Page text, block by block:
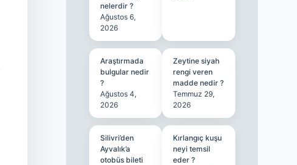
nelerdir ?
Ağustos 6,
2026
Araştırmada
bulgular nedir
?
Ağustos 4,
2026
Zeytine siyah
rengi veren
madde nedir ?
Temmuz 29,
2026
Silivri’den
Ayvalık’a
otobüs bileti
Kırlangıç kuşu
neyi temsil
eder ?